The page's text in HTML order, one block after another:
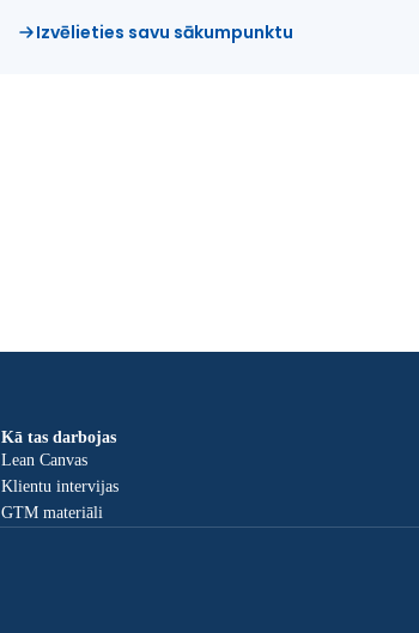
Izvēlieties savu sākumpunktu
Kā tas darbojas
Lean Canvas
Klientu intervijas
GTM materiāli